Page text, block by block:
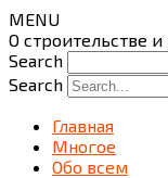
MENU
О строительстве
Search
Search
Главная
Многое
Обо всем